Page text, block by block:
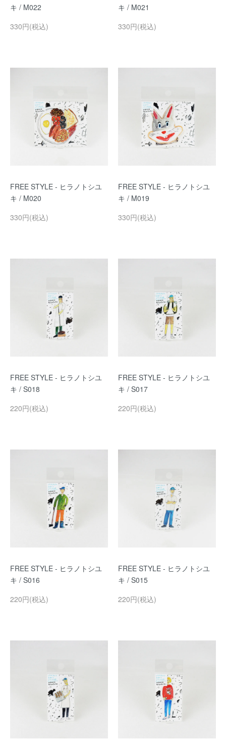
キ / M022
330円(税込)
キ / M021
330円(税込)
FREE STYLE - ヒラノトシユ
キ / M020
330円(税込)
FREE STYLE - ヒラノトシユ
キ / M019
330円(税込)
FREE STYLE - ヒラノトシユ
キ / S018
220円(税込)
FREE STYLE - ヒラノトシユ
キ / S017
220円(税込)
FREE STYLE - ヒラノトシユ
キ / S016
220円(税込)
FREE STYLE - ヒラノトシユ
キ / S015
220円(税込)